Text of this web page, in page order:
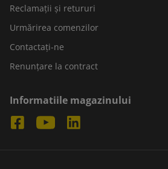
Reclamații și retururi
Urmărirea comenzilor
Contactați-ne
Renunțare la contract
Informatiile magazinului